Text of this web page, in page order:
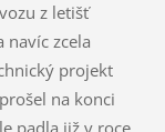
z letišť
navíc zcela
projekt
na konci